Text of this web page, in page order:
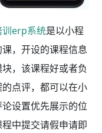
训erp系统是以小程
，开设的课程信息
，该课程好或者负
点评，都可以在小
设置优先展示的位
中提交请假申请即